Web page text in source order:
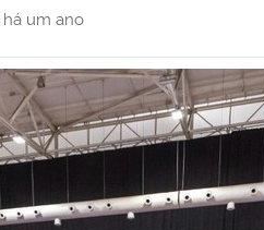
há um ano